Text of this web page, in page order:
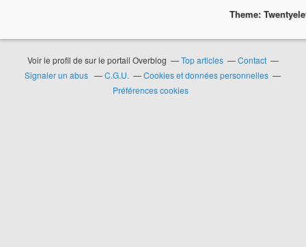
Theme:
Voir le profil de sur le portail Overblog Top articles
Contact
Signaler un abus
C.G.U.
Cookies et données personnelles
Préférences cookies